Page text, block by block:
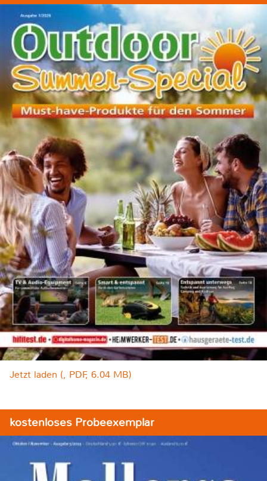
Jetzt laden (, PDF, 6.04 MB)
kostenloses Probeexemplar